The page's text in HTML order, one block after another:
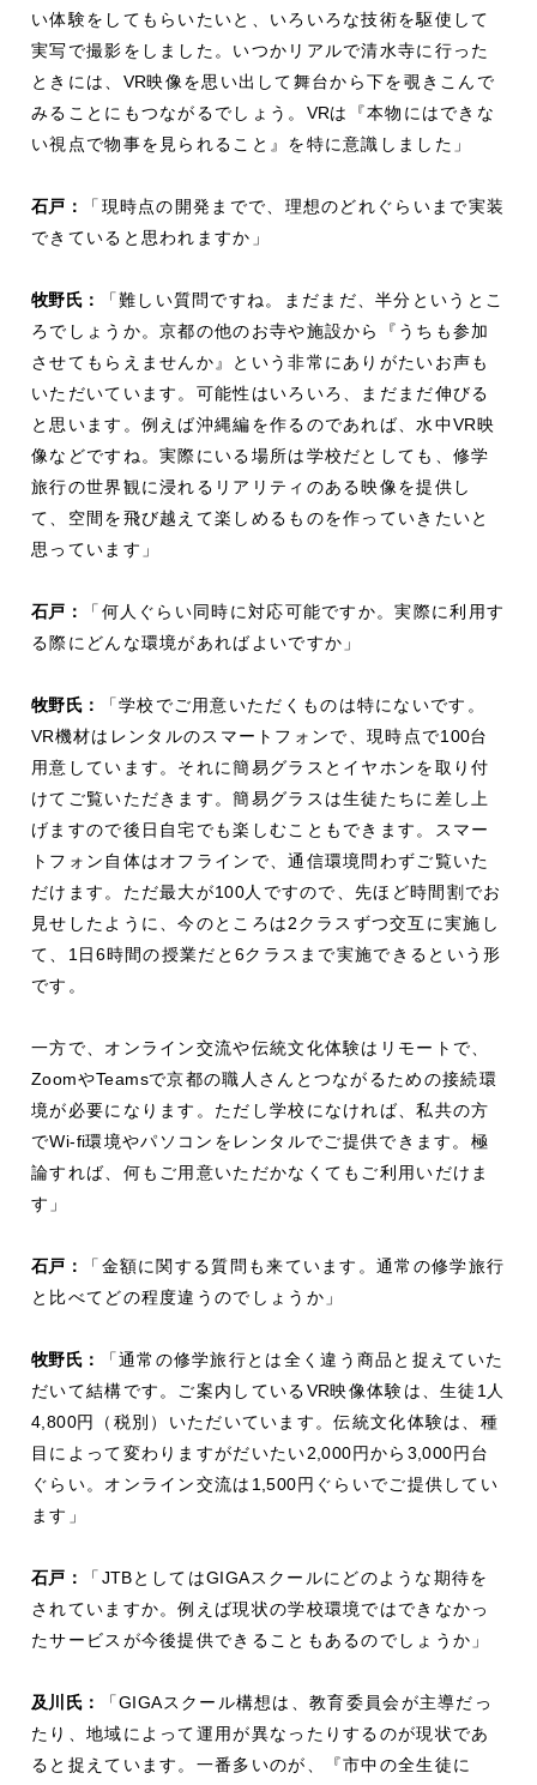
い体験をしてもらいたいと、いろいろな技術を駆使して
実写で撮影をしました。いつかリアルで清水寺に行った
ときには、 VR映像を思い出して舞台から下を覗きこんで
みることにもつながるでしょう。 VRは『本物にはできな
い視点で物事を見られること』を特に意識しました」
石戸：
「現時点の開発までで、理想のどれぐらいまで実装
できていると思われますか」
牧野氏：
「難しい質問ですね。まだまだ、半分というとこ
ろでしょうか。京都の他のお寺や施設から『うちも参加
させてもらえませんか』という非常にありがたいお声も
いただいています。可能性はいろいろ、まだまだ伸びる
と思います。例えば沖縄編を作るのであれば、水中VR映
像などですね。実際にいる場所は学校だとしても、修学
旅行の世界観に浸れるリアリティのある映像を提供し
て、空間を飛び越えて楽しめるものを作っていきたいと
思っています」
石戸：
「何人ぐらい同時に対応可能ですか。実際に利用す
る際にどんな環境があればよいですか」
牧野氏：
「学校でご用意いただくものは特にないです。
VR機材はレンタルのスマートフォンで、現時点で100台
用意しています。それに簡易グラスとイヤホンを取り付
けてご覧いただきます。簡易グラスは生徒たちに差し上
げますので後日自宅でも楽しむこともできます。スマー
トフォン自体はオフラインで、通信環境問わずご覧いた
だけます。ただ最大が100人ですので、先ほど時間割でお
見せしたように、今のところは2クラスずつ交互に実施し
て、 1日6時間の授業だと 6クラスまで実施できるという形
です。
一方で、オンライン交流や伝統文化体験はリモートで、
ZoomやTeamsで京都の職人さんとつながるための接続環
境が必要になります。ただし学校になければ、私共の方
でWi-fi環境やパソコンをレンタルでご提供できます。極
論すれば、何もご用意いただかなくてもご利用いだけま
す」
石戸：
「金額に関する質問も来ています。通常の修学旅行
と比べてどの程度違うのでしょうか」
牧野氏：
「通常の修学旅行とは全く違う商品と捉えていた
だいて結構です。ご案内しているVR映像体験は、生徒 1人
4,800円（税別）いただいています。伝統文化体験は、種
目によって変わりますがだいたい2,000円から 3,000円台
ぐらい。オンライン交流は 1,500円ぐらいでご提供してい
ます」
石戸： 「 JTBとしてはGIGAスクールにどのような期待を
されていますか。例えば現状の学校環境ではできなかっ
たサービスが今後提供できることもあるのでしょうか」
及川氏： 「GIGAスクール構想は、教育委員会が主導だっ
たり、地域によって運用が異なったりするのが現状であ
ると捉えています。一番多いのが、『市中の全生徒に